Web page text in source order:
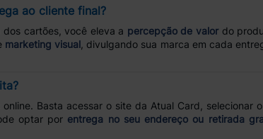
ao cliente final?
dos cartões, você eleva a percepção de valordo
marketing visual , divulgando sua marca em cada
Basta acessar o site da Atual Card, selecionar
optar por entrega no seu endereço ou retirada